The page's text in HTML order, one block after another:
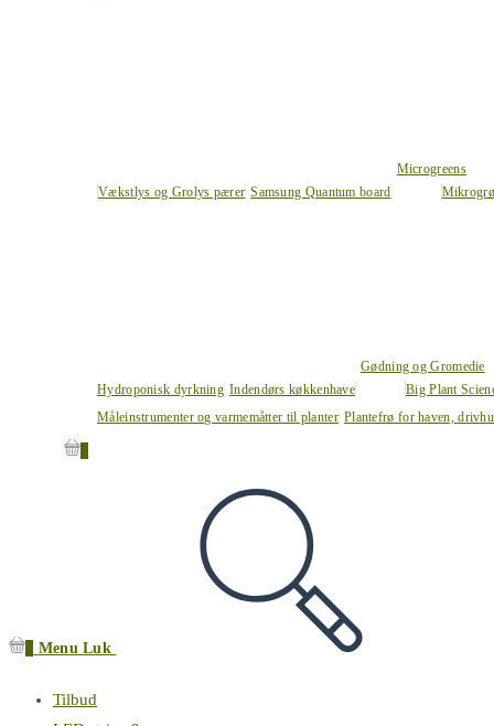
Vækstlys og Grolys pærer Samsung Quantum board
Microgreens
Hydroponisk dyrkning Indendørs køkkenhave
Gødning og Gromedie
Big Plant
Måleinstrumenter og varmemåtter til planter Plantefrø for haven,
Menu Luk
Tilbud